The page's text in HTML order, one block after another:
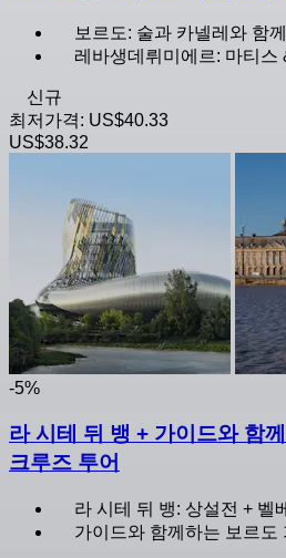
보르도: 술과 카넬레와 함
레바생데뤼미에르: 마티스
신규
최저가격: US$40.33
US$38.32
-5%
라 시테 뒤 뱅 + 가이드와 함
크루즈 투어
라 시테 뒤 뱅: 상설전 + 벨
가이드와 함께하는 보르도